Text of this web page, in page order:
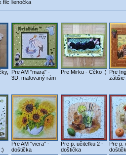
filc lienočka
Pre AM "mara" -
3D, maľovaný rám
Pre Mirku - Cčko :) Pre
zátišie
Pre AM "viera" -
doštička
Pre p. učiteľku 2 -
doštička
Pre p.